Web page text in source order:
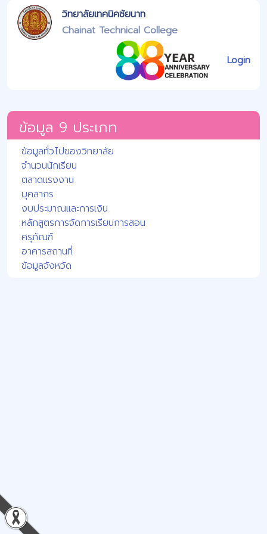
วิทยาลัยเทคนิคชัยนาท
Chainat Technical College
Login
ข้อมูล 9 ประเภท
ข้อมูลทั่วไปของวิทยาลัย
จำนวนนักเรียน
ตลาดแรงงาน
บุคลากร
งบประมาณและการเงิน
หลักสูตรการจัดการเรียนการสอน
ครุภัณฑ์
อาคารสถานที่
ข้อมูลจังหวัด